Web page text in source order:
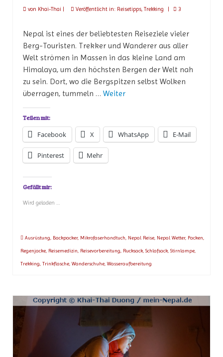
von Khai-Thai | Veröffentlicht in: Reisetipps, Trekking | 3
Nepal ist eines der beliebtesten Reiseziele vieler
Berg-Touristen. Trekker und Wanderer aus aller
Welt strömen in Massen in das kleine Land am
Himalaya, um den höchsten Bergen der Welt nah
zu sein. Dort, wo die Bergspitzen selbst Wolken
überragen, tummeln … Weiter
Teilen mit:
Facebook X WhatsApp E-Mail
Pinterest Mehr
Gefällt mir:
Wird geladen …
Ausrüstung Backpacker, Mikrofaserhandtuch Nepal Reise Nepal Wetter, Packen
Regenjacke Reisemedizin Reisevorbereitung Rucksack Schlafsack Stirnlampe
Trekking Trinkflasche Wanderschuhe Wasseraufbereitung